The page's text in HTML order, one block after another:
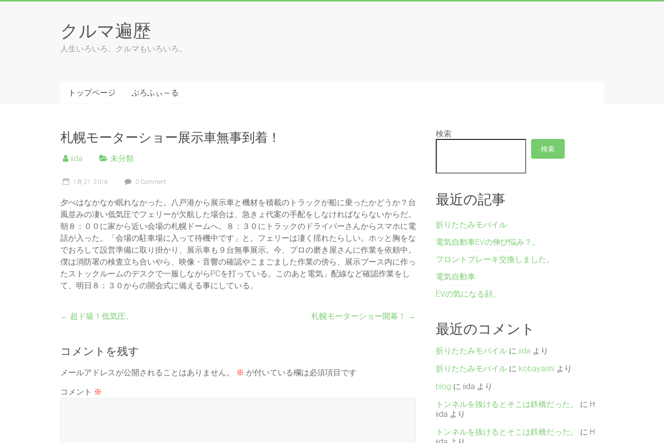
クルマ遍歴
人生いろいろ、クルマもいろいろ。
トップページ ぷろふぃ～る
札幌モーターショー展示車無事到着！
iida 未分類
1月 21, 2016 0 Comment
夕べはなかなか眠れなかった。八戸港から展示車と機材を積載のトラックが船に乗ったかどうか？台
風並みの凄い低気圧でフェリーが欠航した場合は、急きょ代案の手配をしなければならないからだ。
朝８：００に家から近い会場の札幌ドームへ。８：３０にトラックのドライバーさんからスマホに電
話が入った。「会場の駐車場に入って待機中です」と。フェリーは凄く揺れたらしい。ホッと胸をな
でおろして設営準備に取り掛かり、展示車も９台無事展示。今、プロの磨き屋さんに作業を依頼中。
僕は消防署の検査立ち合いやら、映像・音響の確認やこまごました作業の傍ら、展示ブース内に作っ
たストックルームのデスクで一服しながらPCを打っている。このあと電気」配線など確認作業をし
て、明日８：３０からの開会式に備える事にしている。
← 超ド級！低気圧。 札幌モーターショー開幕！ →
コメントを残す
メールアドレスが公開されることはありません。 ※ が付いている欄は必須項目です
コメント ※
検索
検索
最近の記事
折りたたみモバイル
電気自動車EVの伸び悩み？。
フロントブレーキ交換しました。
電気自動車
EVの気になる顔。
最近のコメント
折りたたみモバイル に iida より
折りたたみモバイル に kobayashi より
blog に iida より
トンネルを抜けるとそこは鉄橋だった。
に H
iida より
トンネルを抜けるとそこは鉄橋だった。
に H